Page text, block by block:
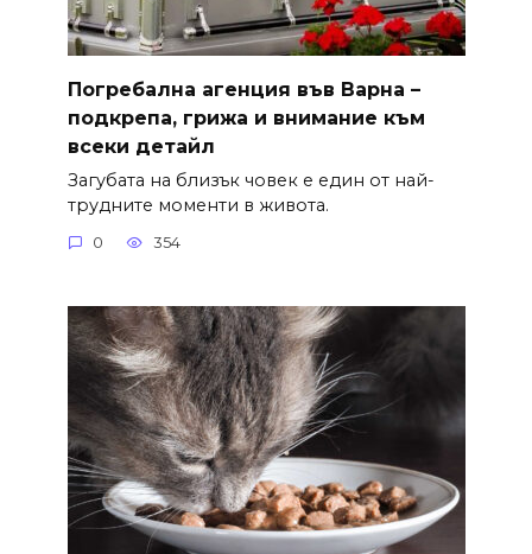
Погребална агенция във Варна –
подкрепа, грижа и внимание към
всеки детайл
Загубата на близък човек е един от най-
трудните моменти в живота.
0 354